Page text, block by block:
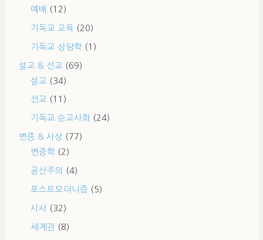
예배 (12)
기독교 교육 (20)
기독교 상담학 (1)
설교 & 선교
(69)
설교
(34)
선교 (11)
기독교 순교사화 (24)
변증 & 사상 (77)
변증학 (2)
공산주의 (4)
포스트모더니즘 (5)
시사 (32)
세계관 (8)